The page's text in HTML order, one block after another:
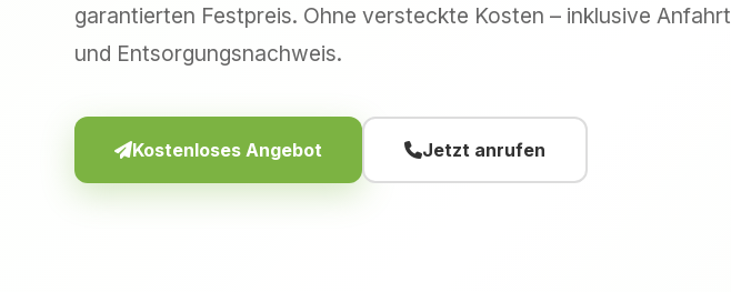
garantierten Festpreis. Ohne versteckte Kosten – inklusive Anfahrt
und Entsorgungsnachweis.
Kostenloses Angebot Jetzt anrufen